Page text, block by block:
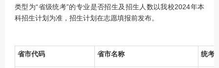
类型为“省级统考”的专业是否招生及招生人数以我校2024年本
科招生计划为准，招生计划在志愿填报前发布。
省市代码 省市名称 统考